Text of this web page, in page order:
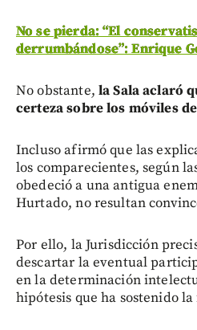
No se pierda: “El
derrumbándose”: Enrique
No obstante, la Sala aclaró
certeza sobre los móviles
Incluso afirmó que las
los comparecientes, según
obedeció a una antigua
Hurtado, no resultan
Por ello, la Jurisdicción
descartar la eventual
en la determinación
hipótesis que ha sostenido